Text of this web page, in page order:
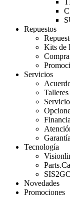
Repuestos
Kits de
Servicios
Talleres
Tecnología
Novedades
Promociones